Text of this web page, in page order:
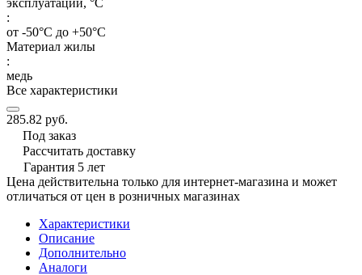
:
от -50°С до +50°С
Материал жилы
:
медь
Все характеристики
285.82 руб.
Под заказ
Рассчитать доставку
Гарантия 5 лет
Цена действительна только для интернет-магазина и может
отличаться от цен в розничных магазинах
Характеристики
Описание
Дополнительно
Аналоги